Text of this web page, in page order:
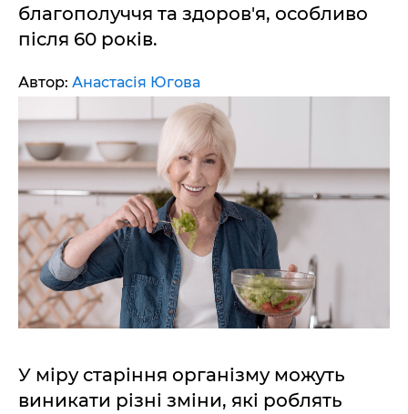
благополуччя та здоров'я, особливо
після 60 років.
Автор: Анастасія Югова
У міру старіння організму можуть
виникати різні зміни, які роблять